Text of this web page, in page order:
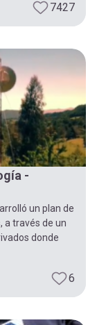
7427
-
un plan de
a través de un
donde
6